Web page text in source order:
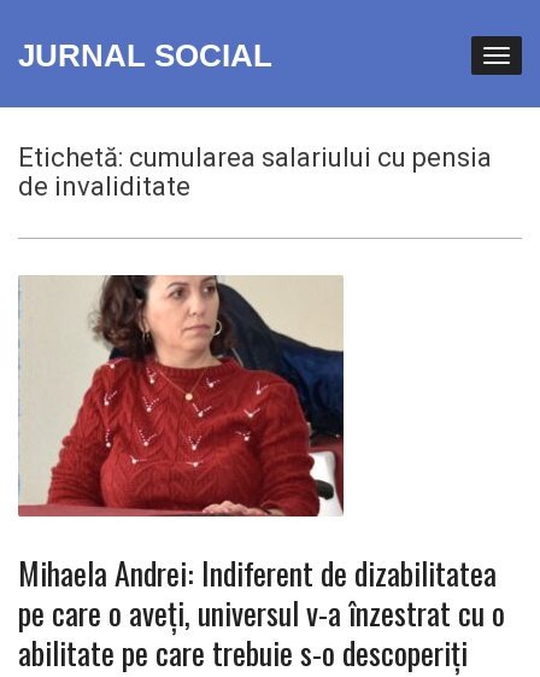
JURNAL SOCIAL
Etichetă: cumularea salariului cu pensia
de invaliditate
Mihaela Andrei: Indiferent de dizabilitatea
pe care o aveți, universul v-a înzestrat cu o
abilitate pe care trebuie s-o descoperiți